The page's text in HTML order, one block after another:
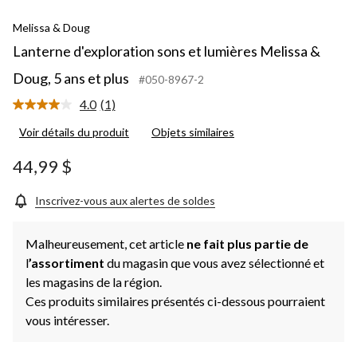
Melissa & Doug
Lanterne d'exploration sons et lumières Melissa &
Doug, 5 ans et plus
#050-8967-2
4.0 Lire
commentaire.
page.
(1)
Voir détails du produit Objets similaires
44,99 $
Inscrivez-vous aux alertes de soldes
Malheureusement, cet article ne fait plus partie de
l’assortiment du magasin que vous avez sélectionné et
les magasins de la région.
Ces produits similaires présentés ci-dessous pourraient
vous intéresser.